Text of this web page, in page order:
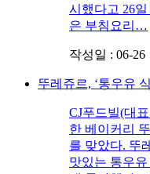
시했다고 26
은 부침요리…
작성일 : 06-26
뚜레쥬르, ‘통우유
CJ푸드빌(대
한 베이커리
를 맞았다. 뚜
맛있는 통우유